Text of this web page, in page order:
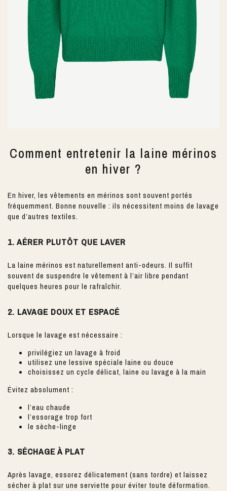
Comment entretenir la laine mérinos
en hiver ?
En hiver, les vêtements en mérinos sont souvent portés
fréquemment. Bonne nouvelle : ils nécessitent moins de lavage
que d’autres textiles.
1. AÉRER PLUTÔT QUE LAVER
La laine mérinos est naturellement anti-odeurs. Il suffit
souvent de suspendre le vêtement à l’air libre pendant
quelques heures pour le rafraîchir.
2. LAVAGE DOUX ET ESPACÉ
Lorsque le lavage est nécessaire :
privilégiez un lavage à froid
utilisez une lessive spéciale laine ou douce
choisissez un cycle délicat, laine ou lavage à la main
Évitez absolument :
l’eau chaude
l’essorage trop fort
le sèche-linge
3. SÉCHAGE À PLAT
Après lavage, essorez délicatement (sans tordre) et laissez
sécher à plat sur une serviette pour éviter toute déformation.